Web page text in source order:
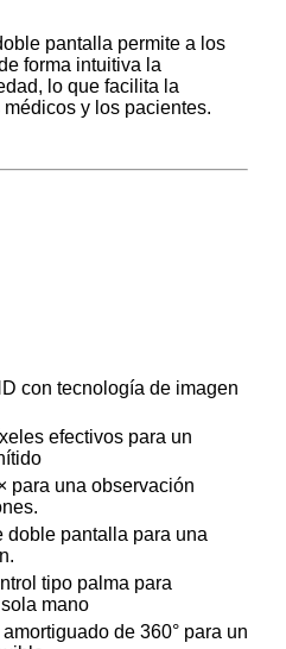
pantalla permite a los
forma intuitiva la
lo que facilita la
y los pacientes.
con tecnología de imagen
efectivos para un
para una observación
doble pantalla para una
tipo palma para
mano
de 360° para un